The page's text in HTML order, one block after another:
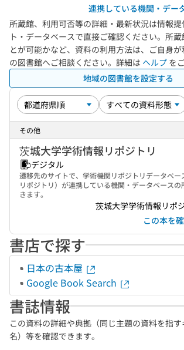
連携している機関・デー
所蔵館、利用可否等の詳細・最新状況は情報
ト・データベースで直接ご確認ください。所
とが可能かなど、資料の利用方法は、ご自身が
の図書館へご相談ください。詳細は ヘルプ を
地域の図書館を設定する
その他
茨城大学学術情報リポジトリ
デジタル
遷移先のサイトで、学術機関リポジトリデータベー
リポジトリ）が連携している機関・データベースの
きます。
茨城大学学術情報リポ
この本を
書店で探す
日本の古本屋
Google Book Search
書誌情報
この資料の詳細や典拠（同じ主題の資料を指
名）等を確認できます。